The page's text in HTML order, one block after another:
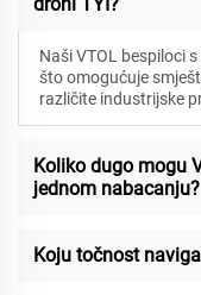
Naši VTOL bespiloci
što omogućuje
različite industrijske
Koliko dugo mogu
jednom nabacanju?
Koju točnost